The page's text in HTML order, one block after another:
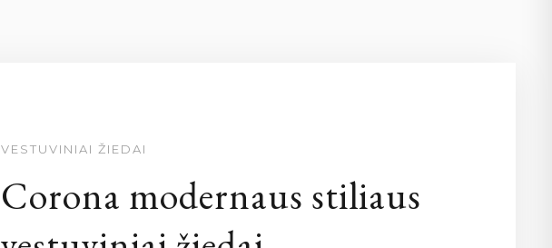
VESTUVINIAI ŽIEDAI
Corona modernaus stiliaus